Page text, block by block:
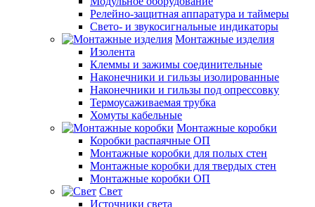
Релейно-защитная аппаратура и таймеры
Свето- и звукосигнальные индикаторы
Монтажные изделия
Изолента
Клеммы и зажимы соединительные
Наконечники и гильзы изолированные
Наконечники и гильзы под опрессовку
Термоусаживаемая трубка
Хомуты кабельные
Монтажные коробки
Коробки распаячные ОП
Монтажные коробки для полых стен
Монтажные коробки для твердых стен
Монтажные коробки ОП
Свет
Источники света